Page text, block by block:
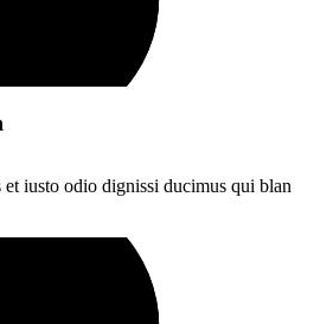
et iusto odio dignissi ducimus qui blan